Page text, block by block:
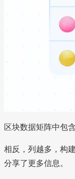
区块数据矩阵中包
相反，列越多，构
分享了更多信息。